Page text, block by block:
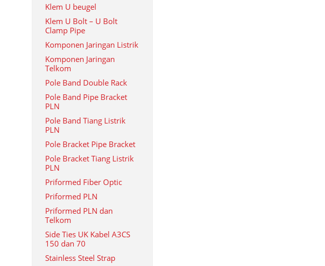
Klem U beugel
Klem U Bolt – U Bolt
Clamp Pipe
Komponen Jaringan Listrik
Komponen Jaringan
Telkom
Pole Band Double Rack
Pole Band Pipe Bracket
PLN
Pole Band Tiang Listrik
PLN
Pole Bracket Pipe Bracket
Pole Bracket Tiang Listrik
PLN
Priformed Fiber Optic
Priformed PLN
Priformed PLN dan
Telkom
Side Ties UK Kabel A3CS
150 dan 70
Stainless Steel Strap